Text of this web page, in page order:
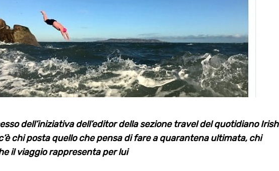
dell’iniziativa dell’editor della sezione travel del quotidiano Irish
chi posta quello che pensa di fare a quarantena ultimata, chi
il viaggio rappresenta per lui